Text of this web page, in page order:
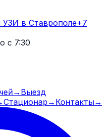
УЗИ в Ставрополе+7
с 7:30
→ Выезд
Стационар → Контакты→